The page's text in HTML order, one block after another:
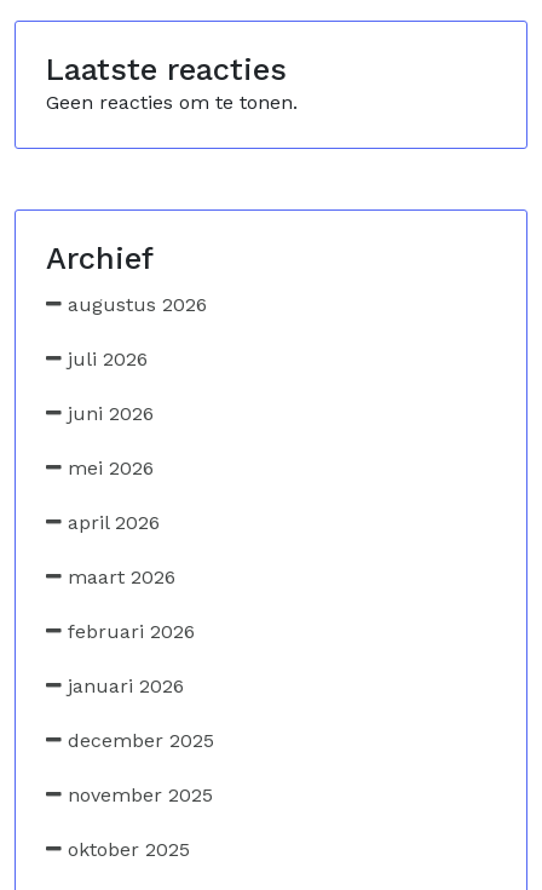
Laatste reacties
Geen reacties om te tonen.
Archief
augustus 2026
juli 2026
juni 2026
mei 2026
april 2026
maart 2026
februari 2026
januari 2026
december 2025
november 2025
oktober 2025